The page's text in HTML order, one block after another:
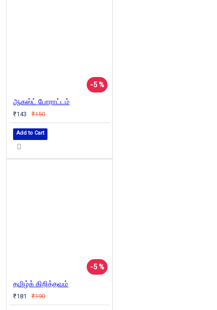
-5 %
ஆகஸ்ட் போராட்டம்
₹143 ₹150
Add to Cart
-5 %
தமிழ்க் கிறித்தவம்
₹181 ₹190